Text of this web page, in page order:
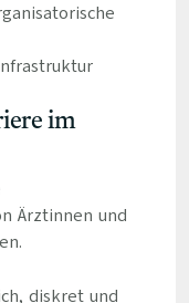
im
Ärztinnen und
diskret und